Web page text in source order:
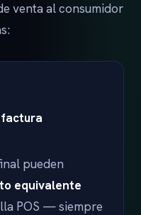
venta al consumidor
pueden
equivalente
POS — siempre